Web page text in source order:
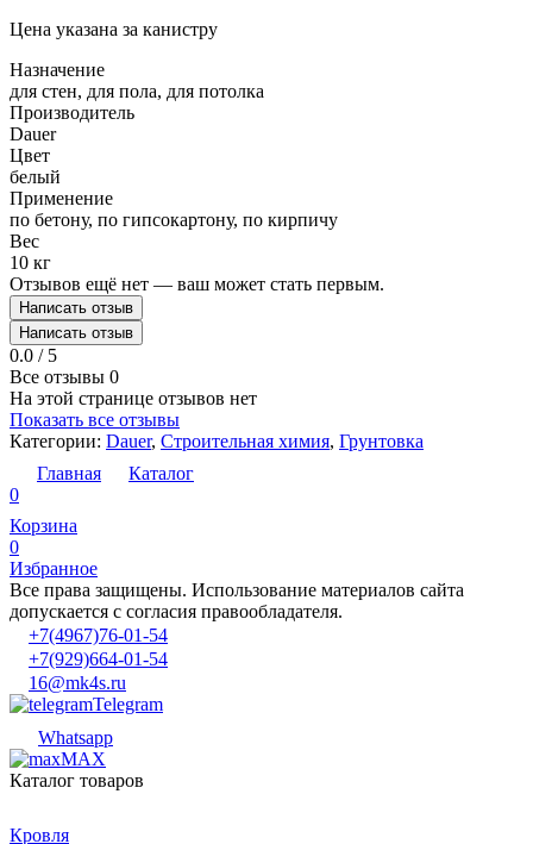
Цена указана за канистру
Назначение
для стен, для пола, для потолка
Производитель
Dauer
Цвет
белый
Применение
по бетону, по гипсокартону, по кирпичу
Вес
10 кг
Отзывов ещё нет — ваш может стать первым.
Написать отзыв
Написать отзыв
0.0 / 5
Все отзывы 0
На этой странице отзывов нет
Показать все отзывы
Категории: Dauer, Строительная химия, Грунтовка
Главная
Каталог
0
Корзина
0
Избранное
Все права защищены. Использование материалов сайта
допускается с согласия правообладателя.
+7(4967)76-01-54
+7(929)664-01-54
16@mk4s.ru
Telegram
Whatsapp
MAX
Каталог товаров
Кровля